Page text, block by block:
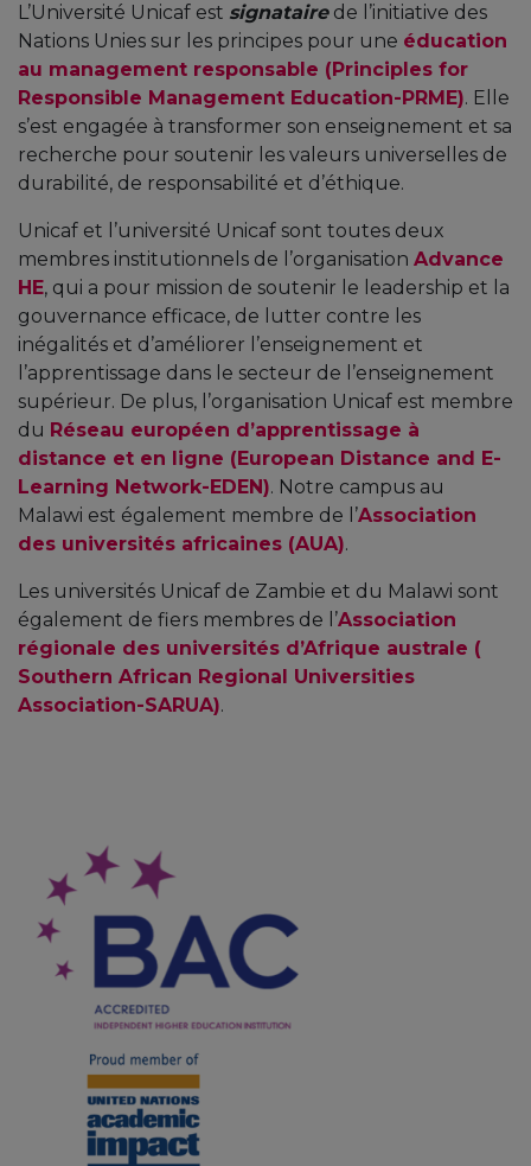
L’Université Unicaf est signatairede l’initiative des
Nations Unies sur les principes pour une éducation
au management responsable (Principles for
Responsible Management Education-PRME). Elle
s’est engagée à transformer son enseignement et sa
recherche pour soutenir les valeurs universelles de
durabilité, de responsabilité et d’éthique.
Unicaf et l’université Unicaf sont toutes deux
membres institutionnels de l’organisation Advance
HE, qui a pour mission de soutenir le leadership et la
gouvernance efficace, de lutter contre les
inégalités et d’améliorer l’enseignement et
l’apprentissage dans le secteur de l’enseignement
supérieur. De plus, l’organisation Unicaf est membre
du Réseau européen d’apprentissage à
distance et en ligne (European Distance and E-
Learning Network-EDEN). Notre campus au
Malawi est également membre de l’Association
des universités africaines (AUA).
Les universités Unicaf de Zambie et du Malawi sont
également de fiers membres de l’Association
régionale des universités d’Afrique australe (
Southern African Regional Universities
Association-SARUA).